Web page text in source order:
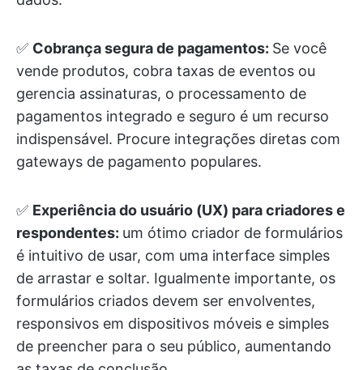
✅ Cobrança segura de pagamentos: Se você
vende produtos, cobra taxas de eventos ou
gerencia assinaturas, o processamento de
pagamentos integrado e seguro é um recurso
indispensável. Procure integrações diretas com
gateways de pagamento populares.
✅ Experiência do usuário (UX) para criadores e
respondentes: um ótimo criador de formulários
é intuitivo de usar, com uma interface simples
de arrastar e soltar. Igualmente importante, os
formulários criados devem ser envolventes,
responsivos em dispositivos móveis e simples
de preencher para o seu público, aumentando